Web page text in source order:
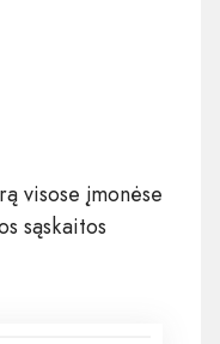
visose įmonėse
sąskaitos